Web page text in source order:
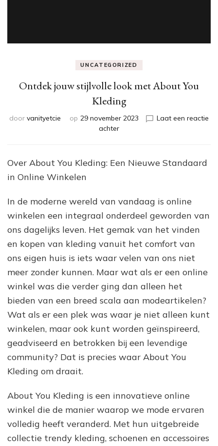
UNCATEGORIZED
Ontdek jouw stijlvolle look met About You
Kleding
door vanityetcie op 29 november 2023
Laat een reactie
achterop
stijlvolle
look
You
Over About You Kleding: Een Nieuwe Standaard
in Online Winkelen
In de moderne wereld van vandaag is online
winkelen een integraal onderdeel geworden van
ons dagelijks leven. Het gemak van het vinden
en kopen van kleding vanuit het comfort van
ons eigen huis is iets waar velen van ons niet
meer zonder kunnen. Maar wat als er een online
winkel was die verder ging dan alleen het
bieden van een breed scala aan modeartikelen?
Wat als er een plek was waar je niet alleen kunt
winkelen, maar ook kunt worden geïnspireerd,
geadviseerd en betrokken bij een levendige
community? Dat is precies waar About You
Kleding om draait.
About You Kleding is een innovatieve online
winkel die de manier waarop we mode ervaren
volledig heeft veranderd. Met hun uitgebreide
collectie trendy kleding, schoenen en accessoires